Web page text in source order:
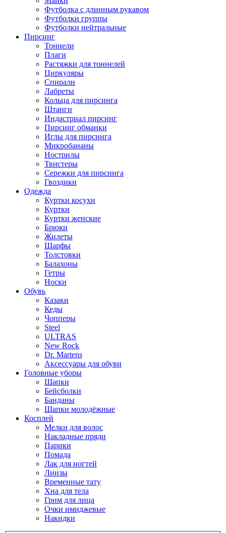
Футболка с длинным рукавом
Футболки группы
Футболки нейтральные
Пирсинг
Тоннели
Плаги
Растяжки для тоннелей
Циркуляры
Спирали
Лабреты
Кольца для пирсинга
Штанги
Индастриал пирсинг
Пирсинг обманки
Иглы для пирсинга
Микробананы
Нострилы
Твистеры
Сережки для пирсинга
Гвоздики
Одежда
Куртки косухи
Куртки
Куртки женские
Брюки
Жилеты
Шарфы
Толстовки
Балахоны
Гетры
Носки
Обувь
Казаки
Кеды
Чопперы
Steel
ULTRAS
New Rock
Dr. Martens
Аксессуары для обуви
Головные уборы
Шапки
Бейсболки
Банданы
Шапки молодёжные
Косплей
Мелки для волос
Накладные пряди
Парики
Помада
Лак для ногтей
Линзы
Временные тату
Хна для тела
Грим для лица
Очки имиджевые
Накидки